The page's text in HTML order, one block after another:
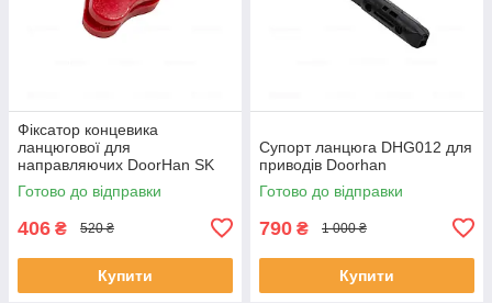
Фіксатор концевика
ланцюгової для
направляючих DoorHan SK
Готово до відправки
406 ₴ 520 ₴
Купити
Супорт ланцюга DHG012 для
приводів Doorhan
Готово до відправки
790 ₴ 1 000 ₴
Купити